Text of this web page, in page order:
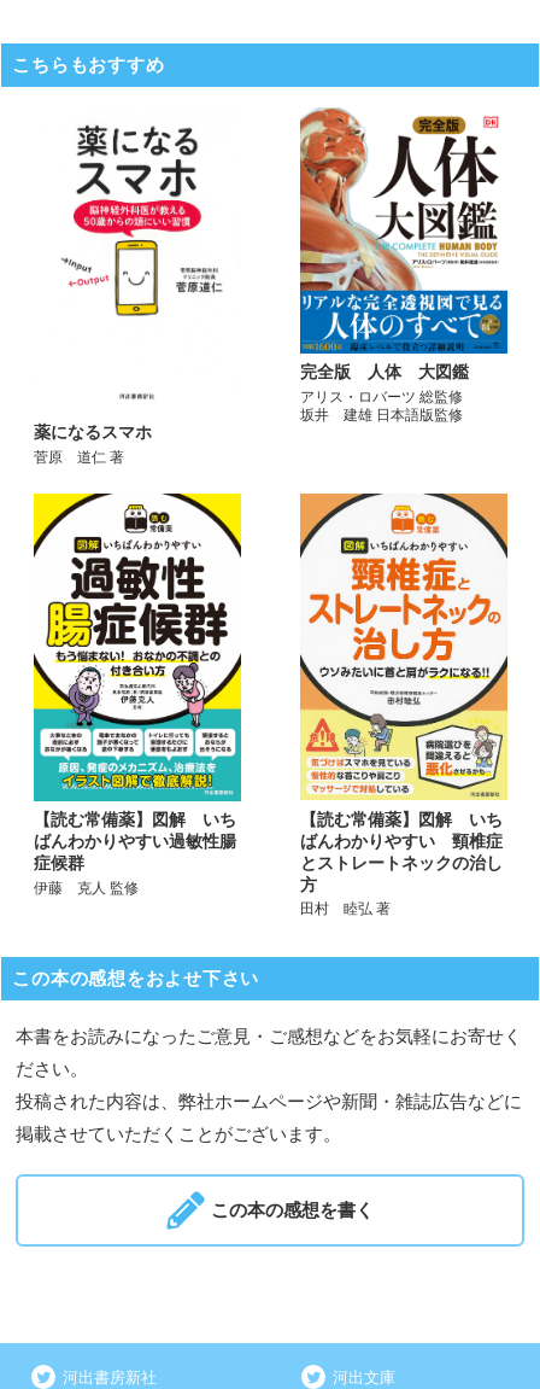
こちらもおすすめ
薬になるスマホ
菅原 道仁 著
完全版 人体 大図鑑
アリス・ロバーツ 総監修
坂井 建雄 日本語版監修
【読む常備薬】図解 いち
ばんわかりやすい過敏性腸
症候群
伊藤 克人 監修
【読む常備薬】図解 いち
ばんわかりやすい 頸椎症
とストレートネックの治し
方
田村 睦弘 著
この本の感想をおよせ下さい
本書をお読みになったご意見・ご感想などをお気軽にお寄せく
ださい。
投稿された内容は、弊社ホームページや新聞・雑誌広告などに
掲載させていただくことがございます。
この本の感想を書く
河出書房新社 河出文庫